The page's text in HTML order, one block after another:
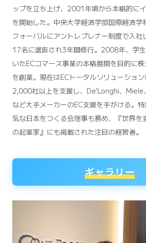
ップを立ち上げ、2001年頃から本格的に
を開始した。中央大学経済学部国際経済学
フォーバルにアントレプレナー制度で入
17名に選抜され3年間修行。2008年、学
いたECコマース事業の本格展開を目的に
を創業。現在はECトータルソリューショ
2,000社以上を支援し、De’Longhi、Miele
など大手メーカーのEC支援を手がける。
気な日本をつくる会理事も務め、『世界
の起業家』にも掲載された注目の経営者。
ギャラリー